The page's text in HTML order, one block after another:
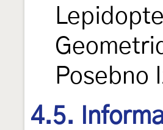
Posebno
4.5.